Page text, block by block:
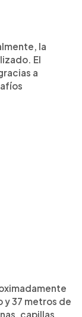
la
El
a
y 37 metros de
capillas